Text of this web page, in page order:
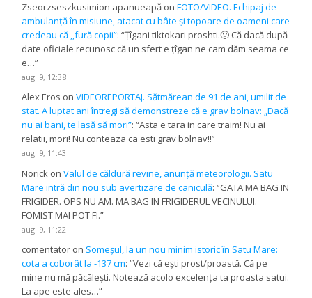
Zseorzseszkusimion apanueapă onFOTO/VIDEO. Echipaj de
ambulanță în misiune, atacat cu bâte și topoare de oameni care
credeau că ,,fură copii”: “Țîgani tiktokari proshti.🤢 Că dacă după
date oficiale recunosc că un sfert e țîgan ne cam dăm seama ce
e…”
aug. 9, 12:38
Alex Eros onVIDEOREPORTAJ. Sătmărean de 91 de ani, umilit de
stat. A luptat ani întregi să demonstreze că e grav bolnav: „Dacă
nu ai bani, te lasă să mori”: “Asta e tara in care traim! Nu ai
relatii, mori! Nu conteaza ca esti grav bolnav!!”
aug. 9, 11:43
Norick onValul de căldură revine, anunță meteorologii. Satu
Mare intră din nou sub avertizare de caniculă: “GATA MA BAG IN
FRIGIDER. OPS NU AM. MA BAG IN FRIGIDERUL VECINULUI.
FOMIST MAI POT FI.”
aug. 9, 11:22
comentator on Someșul, la un nou minim istoric în Satu Mare:
cota a coborât la -137 cm: “Vezi că ești prost/proastă. Că pe
mine nu mă păcălești. Notează acolo excelența ta proasta satui.
La ape este ales…”